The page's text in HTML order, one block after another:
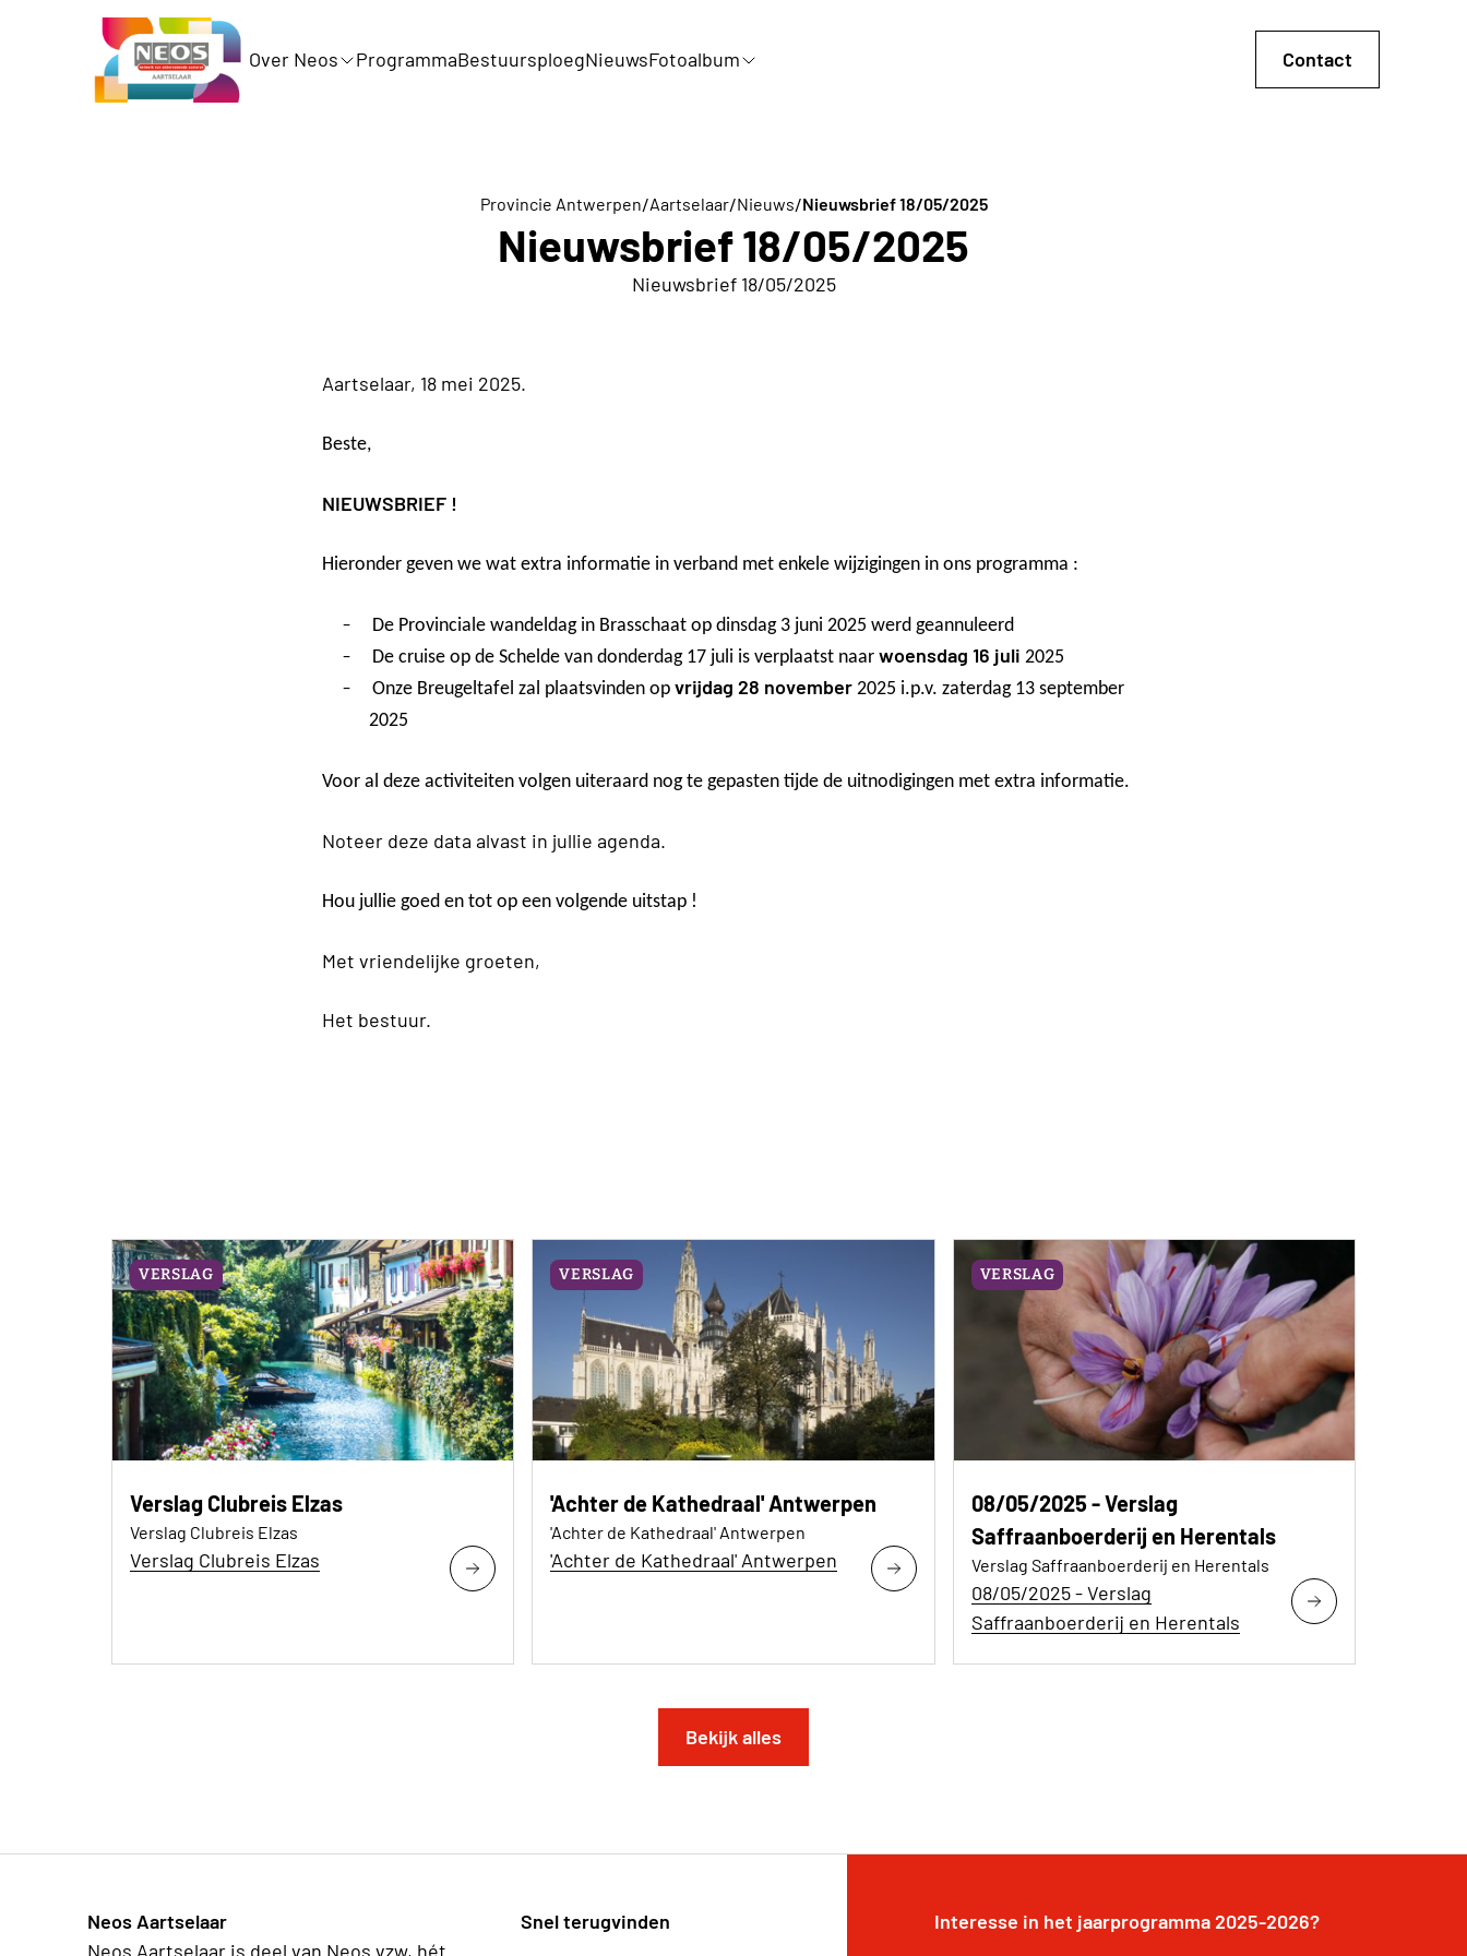
Over Neos ProgrammaBestuursploegNieuwsFotoalbum Contact
Provincie Antwerpen/Aartselaar/Nieuws/Nieuwsbrief 18/05/2025
Nieuwsbrief 18/05/2025
Nieuwsbrief 18/05/2025
Aartselaar, 18 mei 2025.
Beste,
NIEUWSBRIEF !
Hieronder geven we wat extra informatie in verband met enkele wijzigingen in ons programma :
- De Provinciale wandeldag in Brasschaat op dinsdag 3 juni 2025 werd geannuleerd
- De cruise op de Schelde van donderdag 17 juli is verplaatst naar woensdag 16 juli 2025
- Onze Breugeltafel zal plaatsvinden op vrijdag 28 november2025 i.p.v. zaterdag 13 september
2025
Voor al deze activiteiten volgen uiteraard nog te gepasten tijde de uitnodigingen met extra informatie.
Noteer deze data alvast in jullie agenda.
Hou jullie goed en tot op een volgende uitstap !
Met vriendelijke groeten,
Het bestuur.
VERSLAG
Verslag Clubreis Elzas
Verslag Clubreis Elzas
Verslag Clubreis Elzas
VERSLAG
'Achter de Kathedraal' Antwerpen
'Achter de Kathedraal' Antwerpen
'Achter de Kathedraal' Antwerpen
VERSLAG
08/05/2025 - Verslag
Saffraanboerderij en Herentals
Verslag Saffraanboerderij en Herentals
08/05/2025 - Verslag
Saffraanboerderij en Herentals
Bekijk alles
Neos Aartselaar
Neos Aartselaar is deel van Neos vzw, hét
Snel terugvinden
Interesse in het jaarprogramma 2025-2026?